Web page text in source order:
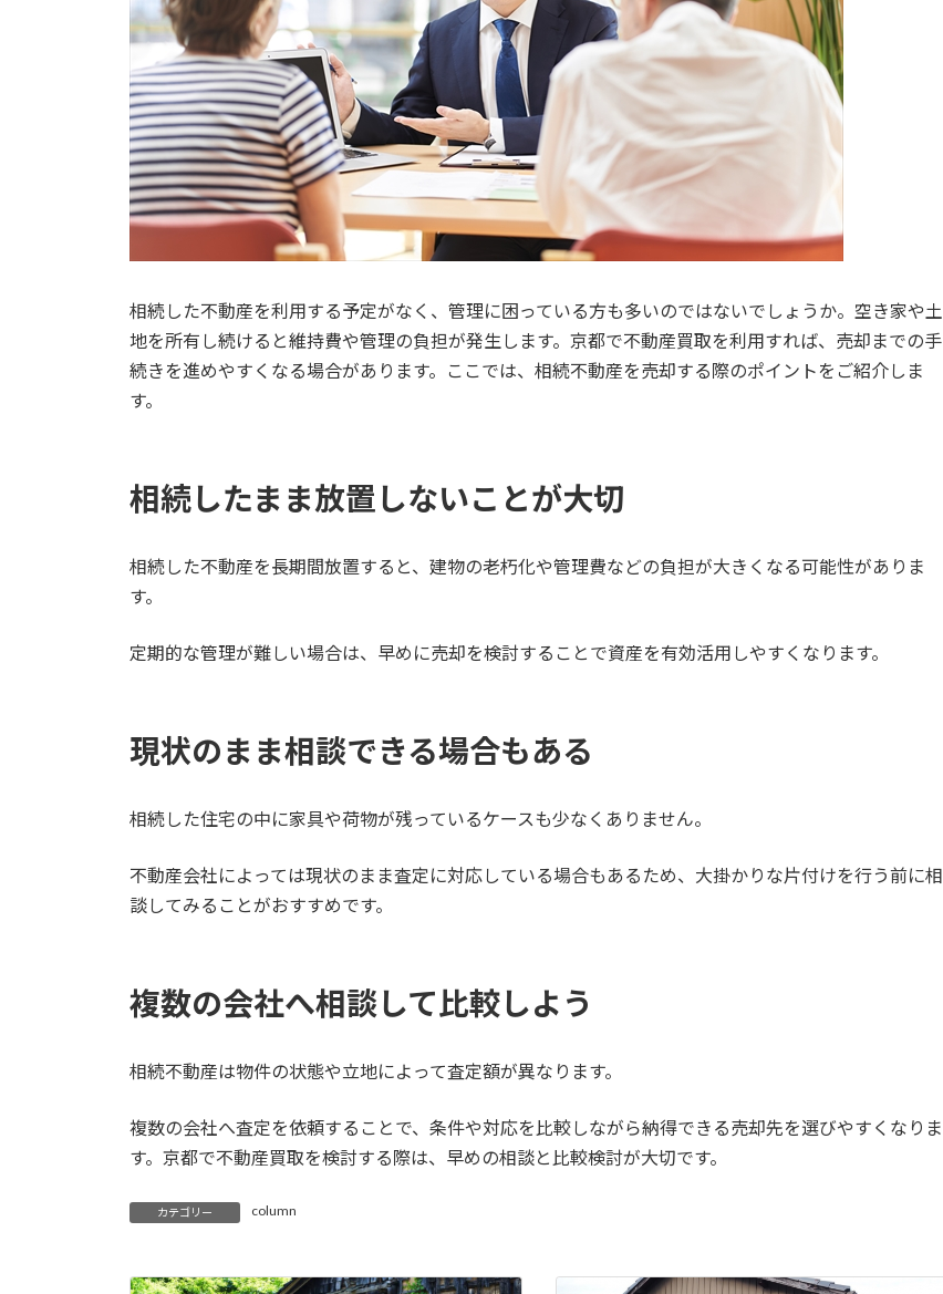
相続した不動産を利用する予定がなく、管理に困っている方も多いのではないでしょうか。空き家や土
地を所有し続けると維持費や管理の負担が発生します。京都で不動産買取を利用すれば、売却までの手
続きを進めやすくなる場合があります。ここでは、相続不動産を売却する際のポイントをご紹介しま
す。
相続したまま放置しないことが大切
相続した不動産を長期間放置すると、建物の老朽化や管理費などの負担が大きくなる可能性がありま
す。
定期的な管理が難しい場合は、早めに売却を検討することで資産を有効活用しやすくなります。
現状のまま相談できる場合もある
相続した住宅の中に家具や荷物が残っているケースも少なくありません。
不動産会社によっては現状のまま査定に対応している場合もあるため、大掛かりな片付けを行う前に相
談してみることがおすすめです。
複数の会社へ相談して比較しよう
相続不動産は物件の状態や立地によって査定額が異なります。
複数の会社へ査定を依頼することで、条件や対応を比較しながら納得できる売却先を選びやすくなりま
す。京都で不動産買取を検討する際は、早めの相談と比較検討が大切です。
カテゴリー column